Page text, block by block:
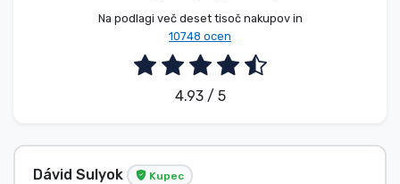
Na podlagi več deset tisoč nakupov in
10748 ocen
4.93 / 5
Dávid Sulyok Kupec